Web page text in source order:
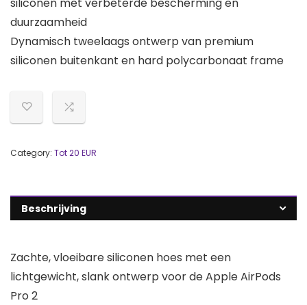
siliconen met verbeterde bescherming en
duurzaamheid
Dynamisch tweelaags ontwerp van premium
siliconen buitenkant en hard polycarbonaat frame
Category: Tot 20 EUR
Beschrijving
Zachte, vloeibare siliconen hoes met een
lichtgewicht, slank ontwerp voor de Apple AirPods
Pro 2